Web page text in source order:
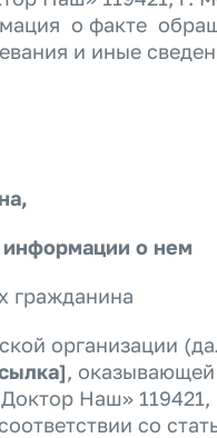
о факте
и иные
информации о нем
гражданина
организации
,
Наш»
со